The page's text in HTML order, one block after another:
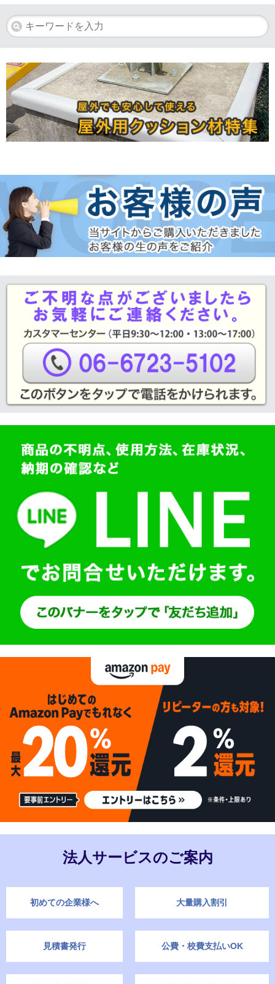
法人サービスのご案内
初めての企業様へ 大量購入割引
見積書発行 公費・校費支払いOK